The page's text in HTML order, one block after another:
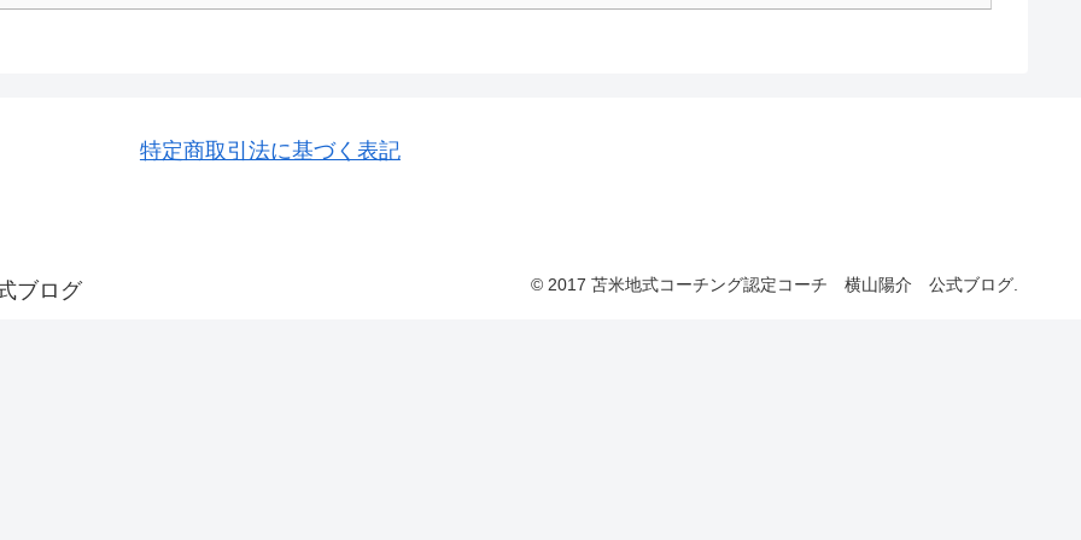
特定商取引法に基づく表記
ブログ © 2017 苫米地式コーチング認定コーチ 横山陽介 公式ブログ.